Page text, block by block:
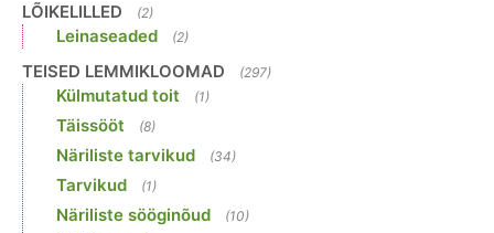
LÕIKELILLED (2)
Leinaseaded (2)
TEISED LEMMIKLOOMAD (297)
Külmutatud toit (1)
Täissööt (8)
Näriliste tarvikud (34)
Tarvikud (1)
Näriliste sööginõud (10)